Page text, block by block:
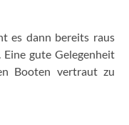
es dann bereits raus
gute Gelegenheit
Booten vertraut zu